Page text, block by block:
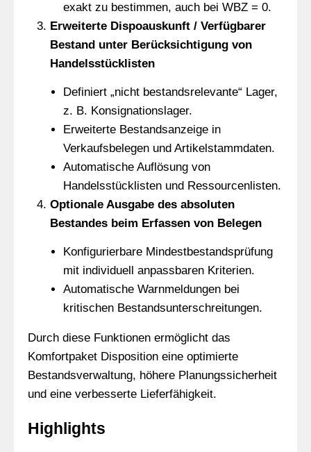
exakt zu bestimmen, auch bei WBZ = 0.
Erweiterte Dispoauskunft / Verfügbarer
Bestand unter Berücksichtigung von
Handelsstücklisten
Definiert „nicht bestandsrelevante“ Lager,
z. B. Konsignationslager.
Erweiterte Bestandsanzeige in
Verkaufsbelegen und Artikelstammdaten.
Automatische Auflösung von
Handelsstücklisten und Ressourcenlisten.
Optionale Ausgabe des absoluten
Bestandes beim Erfassen von Belegen
Konfigurierbare Mindestbestandsprüfung
mit individuell anpassbaren Kriterien.
Automatische Warnmeldungen bei
kritischen Bestandsunterschreitungen.
Durch diese Funktionen ermöglicht das
Komfortpaket Disposition eine optimierte
Bestandsverwaltung, höhere Planungssicherheit
und eine verbesserte Lieferfähigkeit.
Highlights